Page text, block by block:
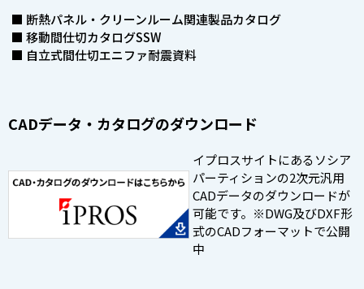
■ 断熱パネル・クリーンルーム関連製品カタログ
■ 移動間仕切カタログSSW
■ 自立式間仕切エニファ耐震資料
CADデータ・カタログのダウンロード
イプロスサイトにあるソシア
パーティションの2次元汎用
CADデータのダウンロードが
可能です。※DWG及びDXF形
式のCADフォーマットで公開
中